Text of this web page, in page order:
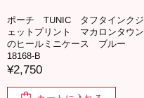
ポーチ TUNIC タフタインクジ
ェットプリント マカロンタウン
のヒールミニケース ブルー
18168-B
¥2,750